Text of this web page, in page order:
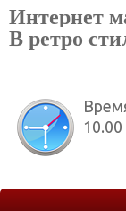
Интернет
В ретро